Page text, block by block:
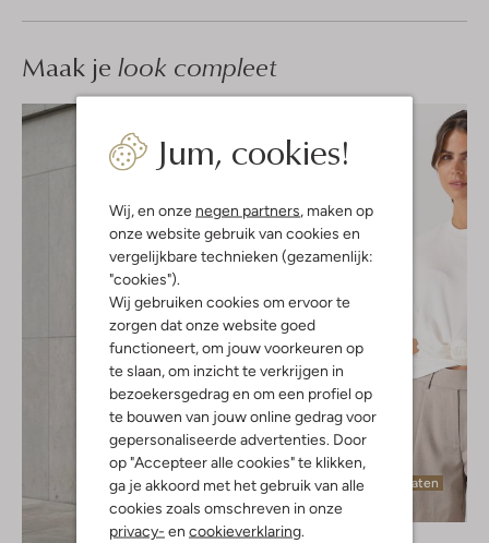
Jum, cookies!
Wij, en onze negen partners, maken op
onze website gebruik van cookies en
vergelijkbare technieken (gezamenlijk:
"cookies").
Wij gebruiken cookies om ervoor te
zorgen dat onze website goed
functioneert, om jouw voorkeuren op
te slaan, om inzicht te verkrijgen in
bezoekersgedrag en om een profiel op
te bouwen van jouw online gedrag voor
gepersonaliseerde advertenties. Door
op "Accepteer alle cookies" te klikken,
ga je akkoord met het gebruik van alle
cookies zoals omschreven in onze
privacy- en cookieverklaring.
Maak je look compleet
Laatste maten